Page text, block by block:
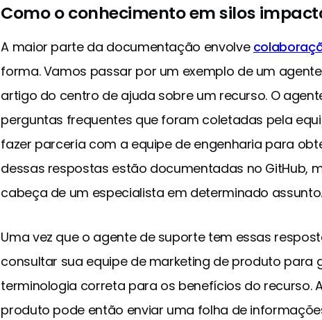
Como o conhecimento em silos
A maior parte da documentação envolve
forma. Vamos passar por um exemplo de um
artigo do centro de ajuda sobre um recurso. O
perguntas frequentes que foram coletadas pela
fazer parceria com a equipe de engenharia para
dessas respostas estão documentadas no GitHub,
cabeça de um especialista em determinado assunto.
Uma vez que o agente de suporte tem essas
consultar sua equipe de marketing de produto para
terminologia correta para os benefícios do recurso.
produto pode então enviar uma folha de